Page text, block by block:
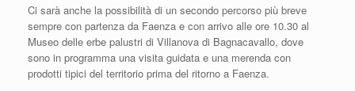
Ci sarà anche la possibilità di un secondo percorso più breve
sempre con partenza da Faenza e con arrivo alle ore 10.30 al
Museo delle erbe palustri di Villanova di Bagnacavallo, dove
sono in programma una visita guidata e una merenda con
prodotti tipici del territorio prima del ritorno a Faenza.